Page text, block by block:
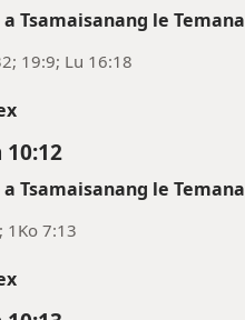
Tsamaisanang le Temana
19:9; Lu 16:18
Tsamaisanang le Temana
1Ko 7:13